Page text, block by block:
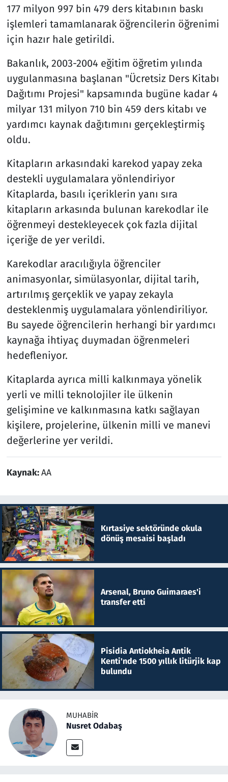
177 milyon 997 bin 479 ders kitabının baskı
işlemleri tamamlanarak öğrencilerin öğrenimi
için hazır hale getirildi.
Bakanlık, 2003-2004 eğitim öğretim yılında
uygulanmasına başlanan "Ücretsiz Ders Kitabı
Dağıtımı Projesi" kapsamında bugüne kadar 4
milyar 131 milyon 710 bin 459 ders kitabı ve
yardımcı kaynak dağıtımını gerçekleştirmiş
oldu.
Kitapların arkasındaki karekod yapay zeka
destekli uygulamalara yönlendiriyor
Kitaplarda, basılı içeriklerin yanı sıra
kitapların arkasında bulunan karekodlar ile
öğrenmeyi destekleyecek çok fazla dijital
içeriğe de yer verildi.
Karekodlar aracılığıyla öğrenciler
animasyonlar, simülasyonlar, dijital tarih,
artırılmış gerçeklik ve yapay zekayla
desteklenmiş uygulamalara yönlendiriliyor.
Bu sayede öğrencilerin herhangi bir yardımcı
kaynağa ihtiyaç duymadan öğrenmeleri
hedefleniyor.
Kitaplarda ayrıca milli kalkınmaya yönelik
yerli ve milli teknolojiler ile ülkenin
gelişimine ve kalkınmasına katkı sağlayan
kişilere, projelerine, ülkenin milli ve manevi
değerlerine yer verildi.
Kaynak:AA
Kırtasiye sektöründe okula
dönüş mesaisi başladı
Arsenal, Bruno Guimaraes'i
transfer etti
Pisidia Antiokheia Antik
Kenti'nde 1500 yıllık litürjik kap
bulundu
MUHABIR
Nusret Odabaş